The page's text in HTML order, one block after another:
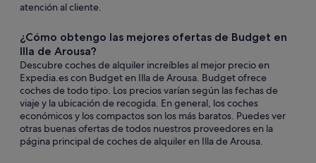
atención al cliente.
¿Cómo obtengo las mejores ofertas de Budget en
Illa de Arousa?
Descubre coches de alquiler increíbles al mejor precio en
Expedia.es con Budget en Illa de Arousa. Budget ofrece
coches de todo tipo. Los precios varían según las fechas de
viaje y la ubicación de recogida. En general, los coches
económicos y los compactos son los más baratos. Puedes ver
otras buenas ofertas de todos nuestros proveedores en la
página principal de coches de alquiler en Illa de Arousa.